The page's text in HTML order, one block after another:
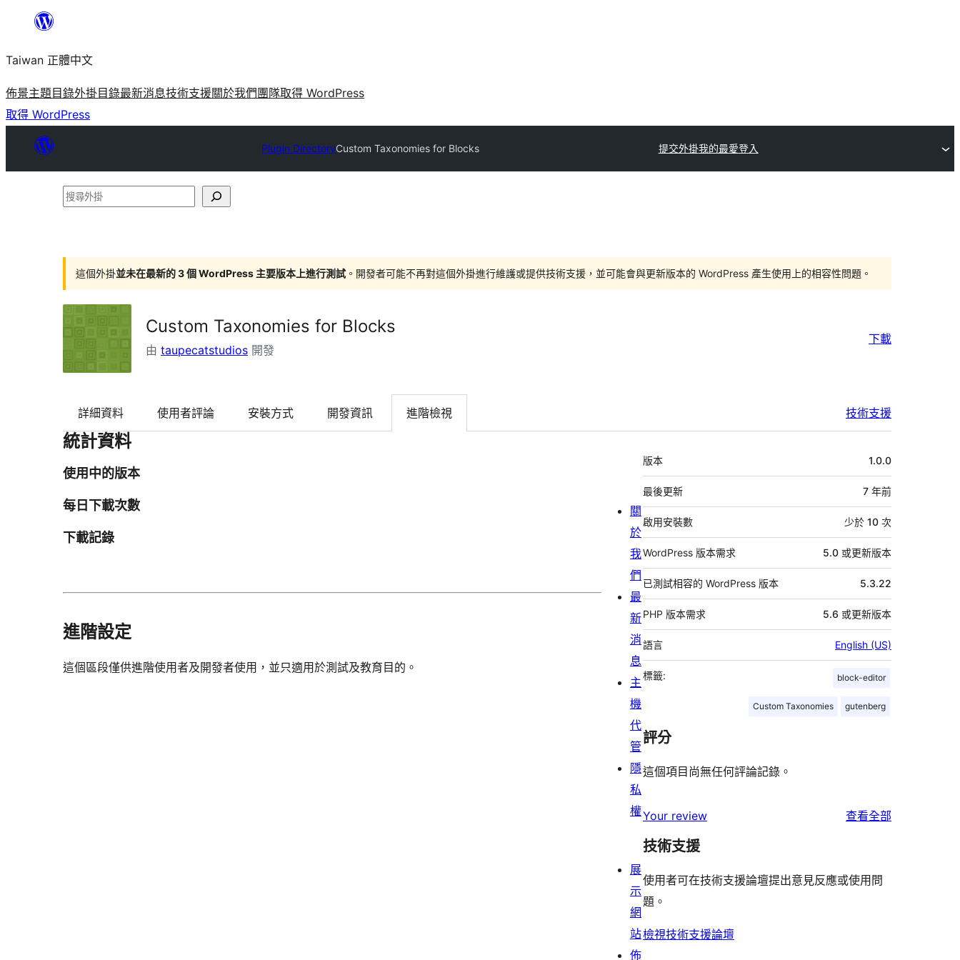
主
要
內
容
Taiwan 正體中文
佈景主題目錄外掛目錄最新消息技術支援關於我們 團隊取得 WordPress
取得 WordPress
Plugin DirectoryCustom Taxonomies for Blocks 提交外掛我的最愛登入
搜
掛
這個外掛並未在最新的 3 個 WordPress 主要版本上進行測試 。開發者可能不再對這個外掛進行維護或提供技術支援，並可能會與更新版本的 WordPress 產生使用上的相容性問題。
Custom Taxonomies for Blocks
由 taupecatstudios 開發
下載
詳細資料 使用者評論 安裝方式 開發資訊 進階檢視 技術支援
統計資料
使用中的版本
每日下載次數
下載記錄
進階設定
這個區段僅供進階使用者及開發者使用，並只適用於測試及教育目的。
中
繼
資
料
版本 1.0.0
最後更新 7 年前
啟用安裝數 少於 10 次
WordPress 版本需求 5.0 或更新版本
已測試相容的 WordPress 版本 5.3.22
PHP 版本需求 5.6 或更新版本
語言 English (US)
標籤: block-editor
Custom Taxonomies gutenberg
評分
這個項目尚無任何評論記錄。
Your review 查看全部
技術支援
使用者可在技術支援論壇提出意見反應或使用問
題。
檢視技術支援論壇
關
於
我
們
最
新
消
息
主
機
代
管
隱
私
權
展
示
網
站
佈